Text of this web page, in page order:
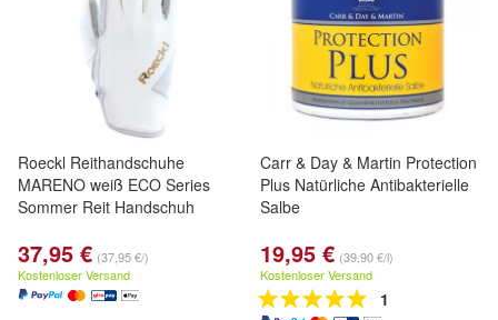
Roeckl Reithandschuhe
MARENO weiß ECO Series
Sommer Reit Handschuh
37,95 € (37,95 €/)
Kostenloser Versand
Carr & Day & Martin Protection
Plus Natürliche Antibakterielle
Salbe
19,95 € (39,90 €/l)
Kostenloser Versand
1